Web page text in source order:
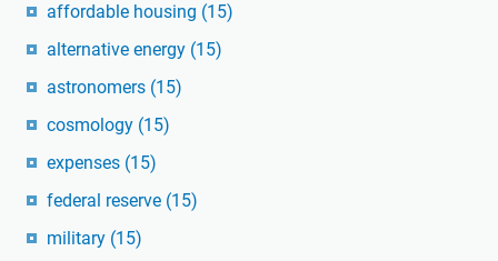
affordable housing (15)
alternative energy (15)
astronomers (15)
cosmology (15)
expenses (15)
federal reserve (15)
military (15)